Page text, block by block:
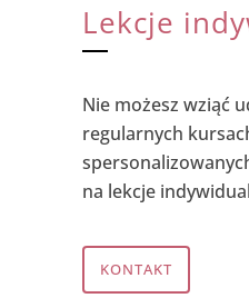
Lekcje
Nie możesz wziąć
regularnych
na lekcje
KONTAKT